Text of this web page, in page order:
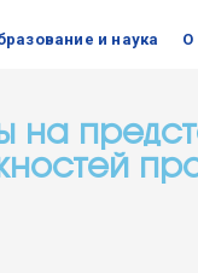
и наука О
на